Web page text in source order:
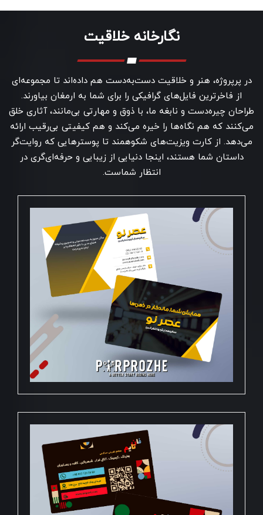
نگارخانه خلاقیت
در پرپروژه، هنر و خلاقیت دست‌به‌دست هم داده‌اند تا مجموعه‌ای
از فاخرترین فایل‌های گرافیکی را برای شما به ارمغان بیاورند.
طراحان چیره‌دست و نابغه ما، با ذوق و مهارتی بی‌مانند، آثاری خلق
می‌کنند که هم نگاه‌ها را خیره می‌کند و هم کیفیتی بی‌رقیب ارائه
می‌دهد. از کارت ویزیت‌های شکوهمند تا پوسترهایی که روایت‌گر
داستان شما هستند، اینجا دنیایی از زیبایی و حرفه‌ای‌گری در
انتظار شماست.